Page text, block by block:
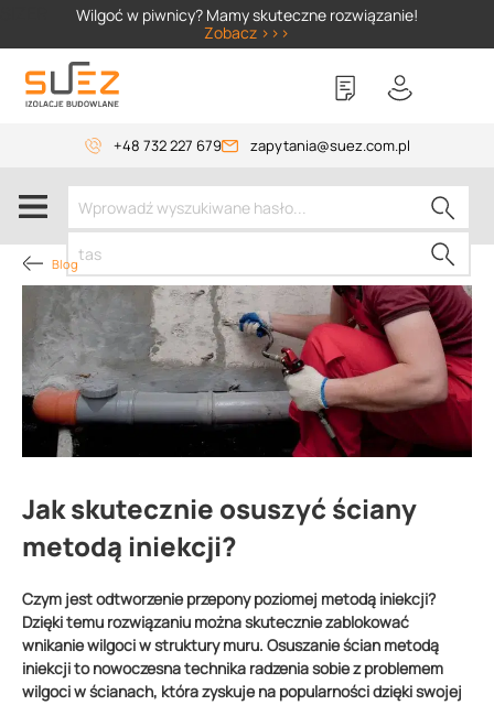
Wilgoć w piwnicy? Mamy skuteczne rozwiązanie!
Zobacz >>>
+48 732 227 679 zapytania@suez.com.pl
Blog
Jak skutecznie osuszyć ściany
metodą iniekcji?
Czym jest odtworzenie przepony poziomej metodą iniekcji?
Dzięki temu rozwiązaniu można skutecznie zablokować
wnikanie wilgoci w struktury muru. Osuszanie ścian metodą
iniekcji to nowoczesna technika radzenia sobie z problemem
wilgoci w ścianach, która zyskuje na popularności dzięki swojej